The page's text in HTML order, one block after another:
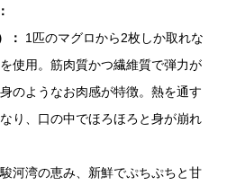
：
1匹のマグロから2枚しか取れな
使用。筋肉質かつ繊維質で弾力が
のようなお肉感が特徴。熱を通す
り、口の中でほろほろと身が崩れ
駿河湾の恵み、新鮮でぷちぷちと甘